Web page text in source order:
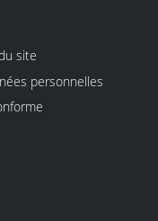
site
personnelles